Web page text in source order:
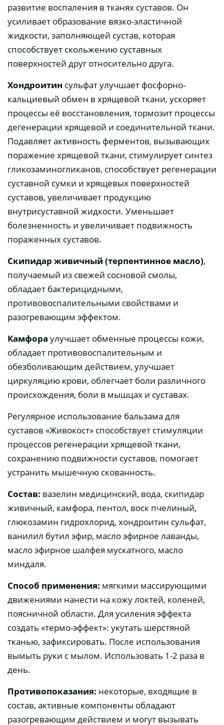
развитие воспаления в тканях суставов. Он
усиливает образование вязко-эластичной
жидкости, заполняющей сустав, которая
способствует скольжению суставных
поверхностей друг относительно друга.
Хондроитин сульфат улучшает фосфорно-
кальциевый обмен в хрящевой ткани, ускоряет
процессы её восстановления, тормозит процессы
дегенерации хрящевой и соединительной ткани.
Подавляет активность ферментов, вызывающих
поражение хрящевой ткани, стимулирует синтез
гликозаминогликанов, способствует регенерации
суставной сумки и хрящевых поверхностей
суставов, увеличивает продукцию
внутрисуставной жидкости. Уменьшает
болезненность и увеличивает подвижность
пораженных суставов.
Скипидар живичный (терпентинное масло),
получаемый из свежей сосновой смолы,
обладает бактерицидными,
противовоспалительными свойствами и
разогревающим эффектом.
Камфора улучшает обменные процессы кожи,
обладает противовоспалительным и
обезболивающим действием, улучшает
циркуляцию крови, облегчает боли различного
происхождения, боли в мышцах и суставах.
Регулярное использование бальзама для
суставов «Живокост» способствует стимуляции
процессов регенерации хрящевой ткани,
сохранению подвижности суставов, помогает
устранить мышечную скованность.
Состав: вазелин медицинский, вода, скипидар
живичный, камфора, пентол, воск пчелиный,
глюкозамин гидрохлорид, хондроитин сульфат,
ванилил бутил эфир, масло эфирное лаванды,
масло эфирное шалфея мускатного, масло
миндаля.
Способ применения: мягкими массирующими
движениями нанести на кожу локтей, коленей,
поясничной области. Для усиления эффекта
создать «термо-эффект»: укутать шерстяной
тканью, зафиксировать. После использования
вымыть руки с мылом. Использовать 1-2 раза в
день.
Противопоказания: некоторые, входящие в
состав, активные компоненты обладают
разогревающим действием и могут вызывать